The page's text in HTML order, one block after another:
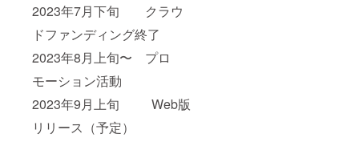
2023年7月下旬 クラウ
ドファンディング終了
2023年8月上旬〜 プロ
モーション活動
2023年9月上旬 Web版
リリース（予定）